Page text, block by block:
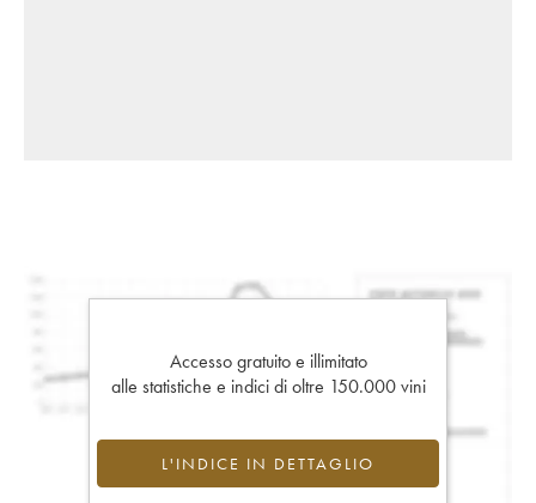
Accesso gratuito e illimitato
alle statistiche e indici di oltre 150.000 vini
L'INDICE IN DETTAGLIO